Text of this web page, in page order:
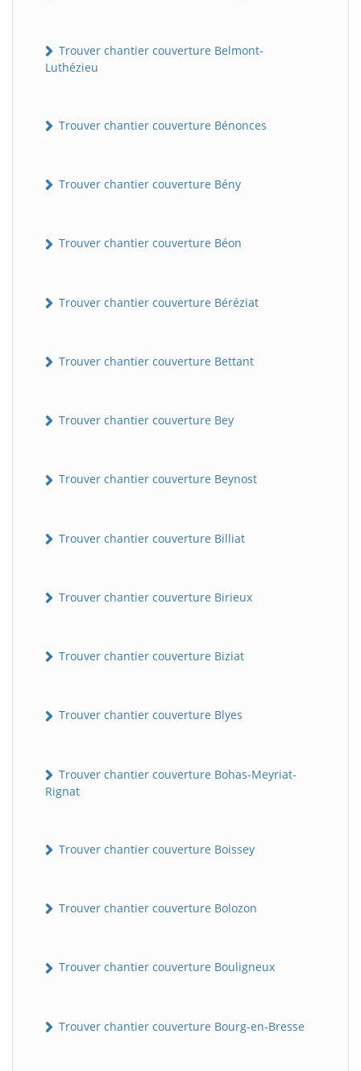
Trouver chantier couverture Belmont-
Luthézieu
Trouver chantier couverture Bénonces
Trouver chantier couverture Bény
Trouver chantier couverture Béon
Trouver chantier couverture Béréziat
Trouver chantier couverture Bettant
Trouver chantier couverture Bey
Trouver chantier couverture Beynost
Trouver chantier couverture Billiat
Trouver chantier couverture Birieux
Trouver chantier couverture Biziat
Trouver chantier couverture Blyes
Trouver chantier couverture Bohas-Meyriat-
Rignat
Trouver chantier couverture Boissey
Trouver chantier couverture Bolozon
Trouver chantier couverture Bouligneux
Trouver chantier couverture Bourg-en-Bresse